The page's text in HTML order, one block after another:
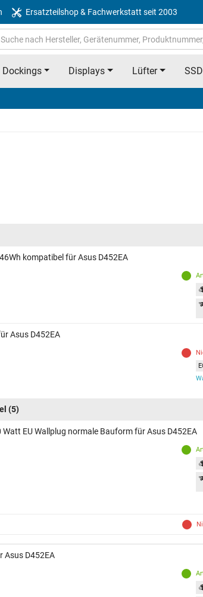
Ersatzteilshop & Fachwerkstatt seit 2003
Dockings Displays Lüfter SSD
kompatibel für Asus D452EA
Asus D452EA
(5)
EU Wallplug normale Bauform für Asus D452EA
Asus D452EA